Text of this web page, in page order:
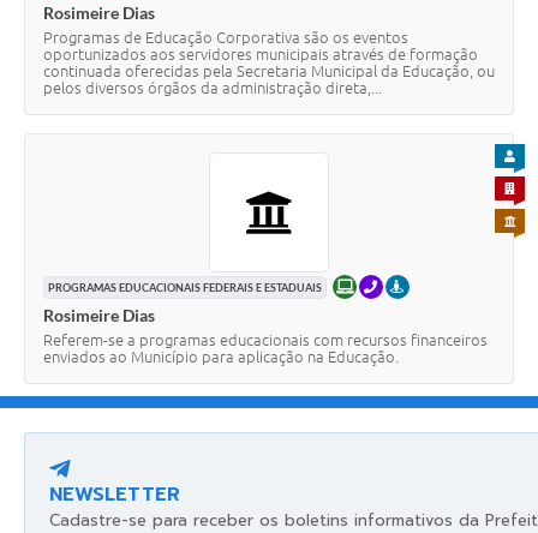
Rosimeire Dias
Programas de Educação Corporativa são os eventos
oportunizados aos servidores municipais através de formação
continuada oferecidas pela Secretaria Municipal da Educação, ou
pelos diversos órgãos da administração direta,...
PROGRAMAS EDUCACIONAIS FEDERAIS E ESTADUAIS ONLINETELEFONEPRESENCIAL
Rosimeire Dias
Referem-se a programas educacionais com recursos financeiros
enviados ao Município para aplicação na Educação.
PARA
PARA
NEWSLETTER
Cadastre-se para receber os boletins informativos da